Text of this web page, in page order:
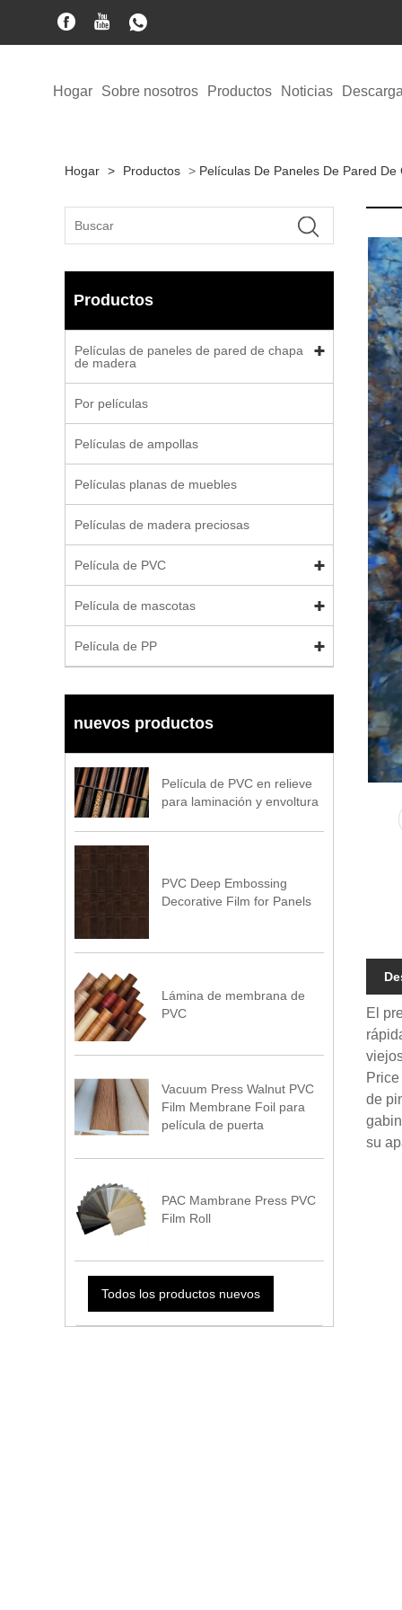
Hogar Sobre nosotros Productos Noticias
Hogar > Productos > Películas De Paneles De Pared De
Productos
Películas de paneles de pared de chapa
de madera
Por películas
Películas de ampollas
Películas planas de muebles
Películas de madera preciosas
Película de PVC
Película de mascotas
Película de PP
nuevos productos
Película de PVC en relieve
para laminación y envoltura
PVC Deep Embossing
Decorative Film for Panels
Lámina de membrana de
PVC
Vacuum Press Walnut PVC
Film Membrane Foil para
película de puerta
PAC Mambrane Press PVC
Film Roll
Todos los productos nuevos
El
de
su